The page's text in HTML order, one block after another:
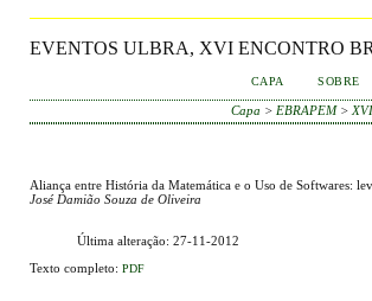
EVENTOS ULBRA, XVI ENCONTRO
CAPA SOBRE
Capa > EBRAPEM>
Aliança entre História da Matemática e o Uso de Softwares:
José Damião Souza de Oliveira
Última alteração: 27-11-2012
Texto completo: PDF